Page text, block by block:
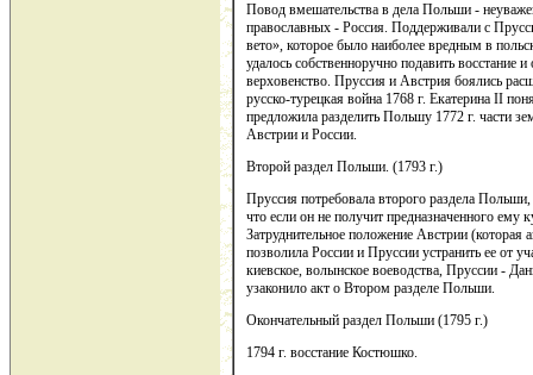
Повод вмешательства в дела Польши -
православных - Россия. Поддерживали с
вето», которое было наиболее вредным в
удалось собственноручно подавить
верховенство. Пруссия и Австрия боялись
русско-турецкая война 1768 г. Екатерина II
предложила разделить Польшу 1772 г. части
Австрии и России.
Второй раздел Польши. (1793 г.)
Пруссия потребовала второго раздела
что если он не получит предназначенного ему
Затруднительное положение Австрии
позволила России и Пруссии устранить ее от
киевское, волынское воеводства, Пруссии -
узаконило акт о Втором разделе Польши.
Окончательный раздел Польши (1795 г.)
1794 г. восстание Костюшко.